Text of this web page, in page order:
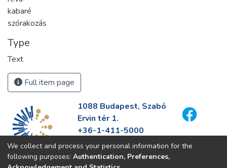
kabaré
szórakozás
Type
Text
Full item page
1088 Budapest, Szabó
Ervin tér 1.
+36-1-411-5000
info@fszek.hu
https://fszek.hu
We collect and process your personal information for the
following purposes: Authentication, Preferences,